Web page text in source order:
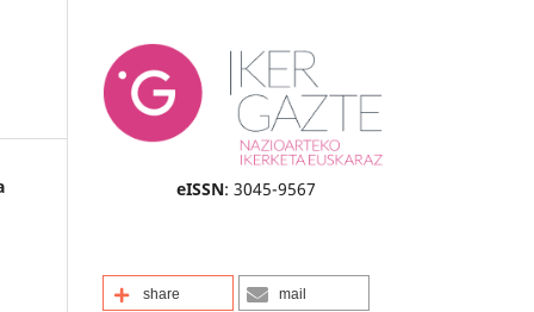
eISSN: 3045-9567
share mail